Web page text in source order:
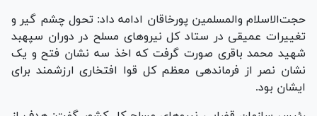
حجت‌الاسلام والمسلمین پورخاقان ادامه داد: تحول چشم گیر و
تغییرات عمیقی در ستاد کل نیرو‌های مسلح در دوران سپهبد
شهید محمد باقری صورت گرفت که اخذ سه نشان فتح و یک
نشان نصر از فرماندهی معظم کل قوا افتخاری ارزشمند برای
ایشان بود.